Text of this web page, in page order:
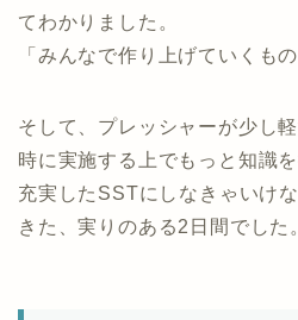
てわかりました。
「みんなで作り上げていくも
そして、プレッシャーが少し
時に実施する上でもっと知識を
充実したSSTにしなきゃいけ
きた、実りのある2日間でした